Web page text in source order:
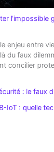
l’impossible
: le faux
IoT : quelle